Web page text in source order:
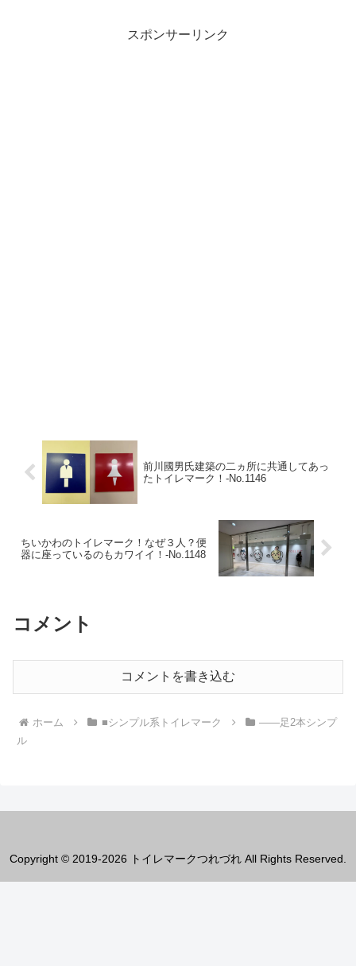
スポンサーリンク
前川國男氏建築の二ヵ所に共通してあっ
たトイレマーク！‐No.1146
ちいかわのトイレマーク！なぜ３人？便
器に座っているのもカワイイ！‐No.1148
コメント
コメントを書き込む
ホーム ■シンプル系トイレマーク
――足2本シンプ
ル
Copyright © 2019-2026 トイレマークつれづれ All Rights Reserved.